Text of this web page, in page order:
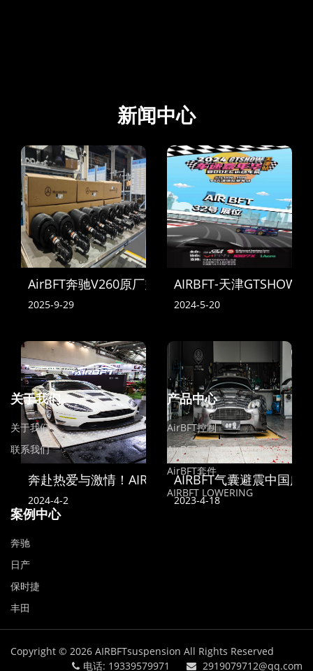
新闻中心
AirBFT奔驰V260原厂空气悬挂到货
2025-9-29
AIRBFT-天津GTSHOW
2024-5-20
奔赴热爱与激情！AIRBFT中国亮相2024苏州GT
2024-4-2
AIRBFT气囊避震中国广
2023-4-18
关于我们
关于我们
联系我们
产品中心
AirBFT控制
AirBFT避震
AirBFT套件
AIRBFT LOWERING
案例中心
奔驰
日产
保时捷
丰田
Copyright © 2026 AIRBFTsuspension All Rights Reserved
电话: 19339579971
2919079712@qq.com